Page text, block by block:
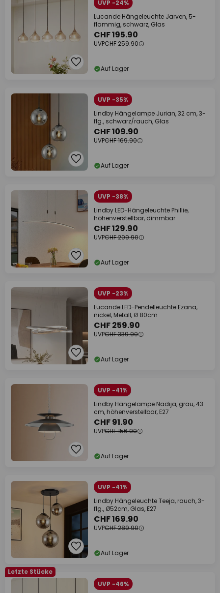
UVP -24%
Lucande Hängeleuchte Jarven, 5-
flammig, schwarz, Glas
CHF 195.90
UVPCHF 259.90
Auf Lager
UVP -35%
Lindby Hängelampe Jurian, 32 cm, 3-
flg., schwarz/rauch, Glas
CHF 109.90
UVPCHF 169.90
Auf Lager
UVP -38%
Lindby LED-Hängeleuchte Phillie,
höhenverstellbar, dimmbar
CHF 129.90
UVPCHF 209.90
Auf Lager
UVP -23%
Lucande LED-Pendelleuchte Ezana,
nickel, Metall, Ø 80cm
CHF 259.90
UVPCHF 339.90
Auf Lager
UVP -41%
Lindby Hängelampe Nadija, grau, 43
cm, höhenverstellbar, E27
CHF 91.90
UVPCHF 156.90
Auf Lager
UVP -41%
Lindby Hängeleuchte Teeja, rauch, 3-
flg., Ø52cm, Glas, E27
CHF 169.90
UVPCHF 289.90
Auf Lager
Letzte Stücke
UVP -46%